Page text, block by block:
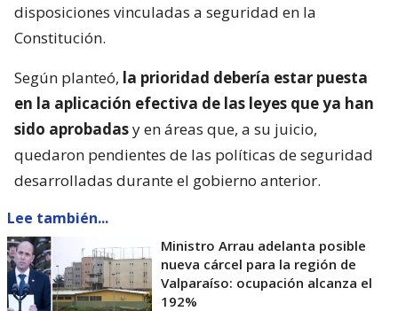
disposiciones vinculadas a seguridad en la
Constitución.
Según planteó, la prioridad debería estar puesta
en la aplicación efectiva de las leyes que ya han
sido aprobadasy en áreas que, a su juicio,
quedaron pendientes de las políticas de seguridad
desarrolladas durante el gobierno anterior.
Lee también...
Ministro Arrau adelanta posible
nueva cárcel para la región de
Valparaíso: ocupación alcanza el
192%